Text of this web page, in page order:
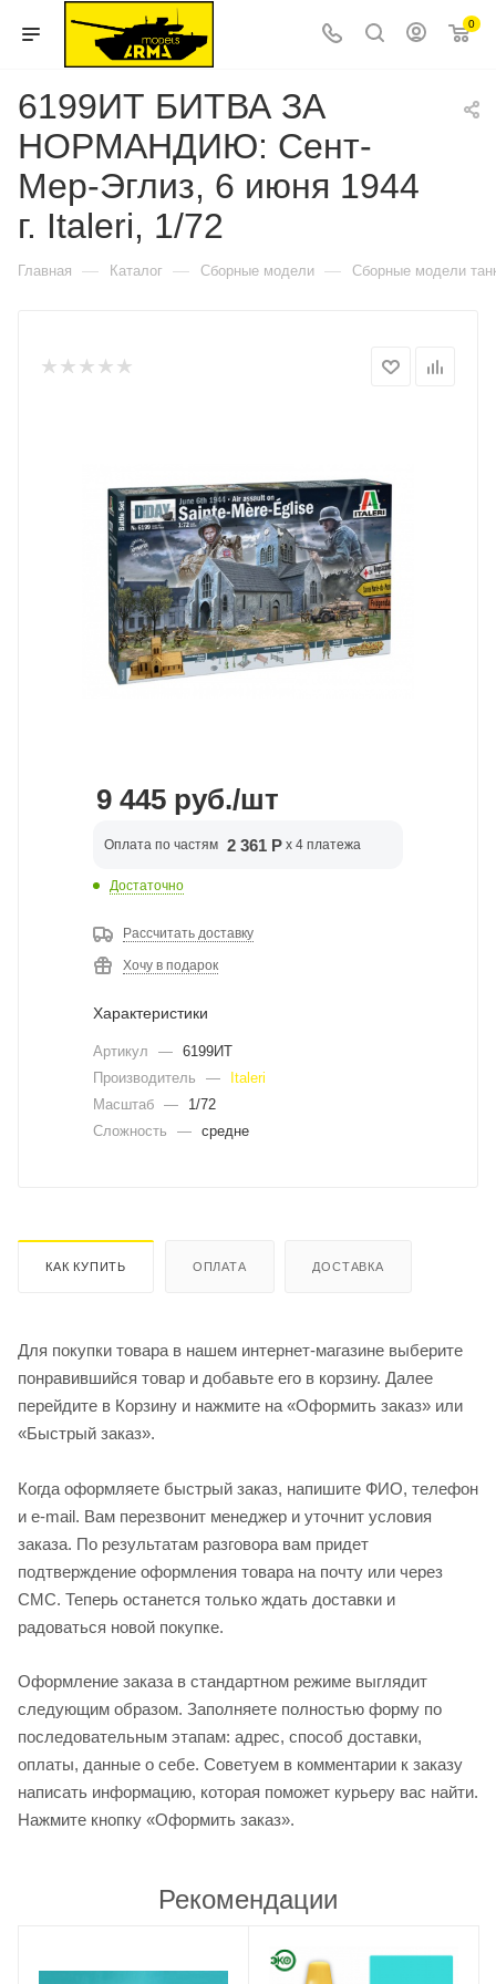
0
6199ИТ БИТВА ЗА
НОРМАНДИЮ: Сент-
Мер-Эглиз, 6 июня 1944
г. Italeri, 1/72
Главная — Каталог — Сборные модели — Сборные модели
9 445 руб./шт
Оплата по частям 2 361 Р x 4 платежа
Достаточно
Рассчитать доставку
Хочу в подарок
Характеристики
Артикул — 6199ИТ
Производитель
—
Italeri
Масштаб —
1/72
Сложность
— средне
КАК КУПИТЬ ОПЛАТА ДОСТАВКА
Для покупки товара в нашем интернет-магазине выберите
понравившийся товар и добавьте его в корзину. Далее
перейдите в Корзину и нажмите на «Оформить заказ» или
«Быстрый заказ».
Когда оформляете быстрый заказ, напишите ФИО, телефон
и e-mail. Вам перезвонит менеджер и уточнит условия
заказа. По результатам разговора вам придет
подтверждение оформления товара на почту или через
СМС. Теперь останется только ждать доставки и
радоваться новой покупке.
Оформление заказа в стандартном режиме выглядит
следующим образом. Заполняете полностью форму по
последовательным этапам: адрес, способ доставки,
оплаты, данные о себе. Советуем в комментарии к заказу
написать информацию, которая поможет курьеру вас найти.
Нажмите кнопку «Оформить заказ».
Рекомендации